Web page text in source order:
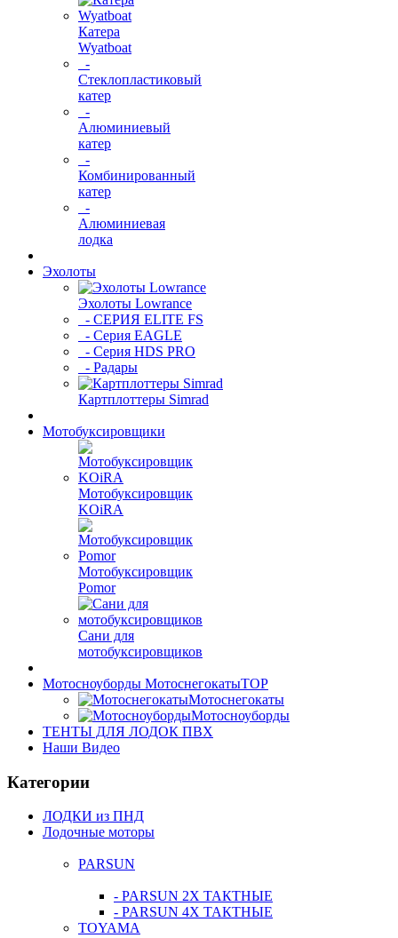
Катера
Wyatboat
-
Cтеклопластиковый
катер
-
Алюминиевый
катер
-
Комбинированный
катер
-
Алюминиевая
лодка
Эхолоты
Эхолоты Lowrance
- СЕРИЯ ELITE FS
- Серия EAGLE
- Серия HDS PRO
- Радары
Картплоттеры Simrad
Мотобуксировщики
Мотобуксировщик
KOiRA
Мотобуксировщик
Pomor
Сани для
мотобуксировщиков
Мотосноуборды МотоснегокатыTOP
Мотоснегокаты
Мотосноуборды
ТЕНТЫ ДЛЯ ЛОДОК ПВХ
Наши Видео
Категории
ЛОДКИ из ПНД
Лодочные моторы
PARSUN
- PARSUN 2Х ТАКТНЫЕ
- PARSUN 4Х ТАКТНЫЕ
TOYAMA